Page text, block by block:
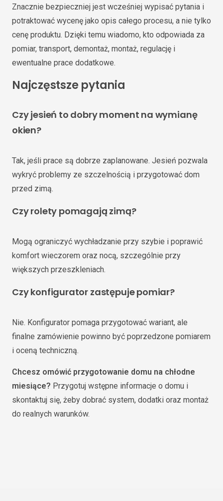
Znacznie bezpieczniej jest wcześniej wypisać pytania i
potraktować wycenę jako opis całego procesu, a nie tylko
cenę produktu. Dzięki temu wiadomo, kto odpowiada za
pomiar, transport, demontaż, montaż, regulację i
ewentualne prace dodatkowe.
Najczęstsze pytania
Czy jesień to dobry moment na wymianę
okien?
Tak, jeśli prace są dobrze zaplanowane. Jesień pozwala
wykryć problemy ze szczelnością i przygotować dom
przed zimą.
Czy rolety pomagają zimą?
Mogą ograniczyć wychładzanie przy szybie i poprawić
komfort wieczorem oraz nocą, szczególnie przy
większych przeszkleniach.
Czy konfigurator zastępuje pomiar?
Nie. Konfigurator pomaga przygotować wariant, ale
finalne zamówienie powinno być poprzedzone pomiarem
i oceną techniczną.
Chcesz omówić przygotowanie domu na chłodne
miesiące? Przygotuj wstępne informacje o domu i
skontaktuj się, żeby dobrać system, dodatki oraz montaż
do realnych warunków.